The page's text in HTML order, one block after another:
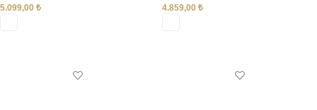
5.099,00 ₺ 4.859,00 ₺